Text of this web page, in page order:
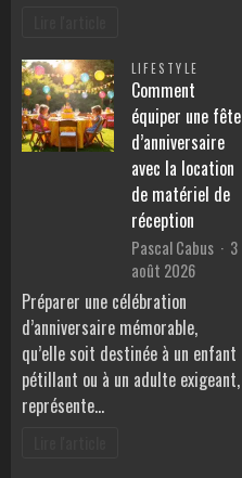
LIFESTYLE
Comment
équiper une fête
d’anniversaire
avec la location
de matériel de
réception
Pascal Cabus
3
août 2026
Préparer une célébration
d’anniversaire mémorable,
qu’elle soit destinée à un enfant
pétillant ou à un adulte exigeant,
représente…